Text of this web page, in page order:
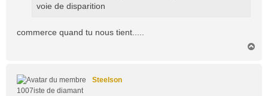
voie de disparition
commerce quand tu nous tient.....
Steelson
1007iste de diamant